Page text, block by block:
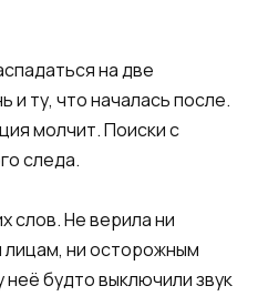
на две
ту, что началась после.
молчит. Поиски с
следа.
слов. Не верила ни
ни осторожным
будто выключили звук